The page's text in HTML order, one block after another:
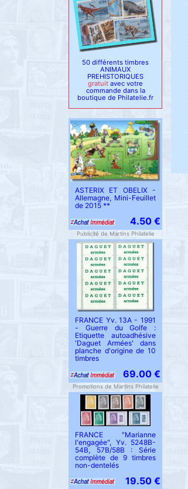
50 différents timbres
ANIMAUX
PREHISTORIQUES
gratuit avec votre
commande dans la
boutique de Philatelie.fr
ASTERIX ET OBELIX -
Allemagne, Mini-Feuillet
de 2015 **
4.50 €
Publicité de Martins Philatelie
FRANCE Yv. 13A - 1991
- Guerre du Golfe :
Etiquette autoadhésive
'Daguet Armées' dans
planche d'origine de 10
timbres
69.00 €
Promotions de Martins Philatelie
FRANCE "Marianne
l'engagée", Yv. 5248B-
54B, 57B/58B : Série
complète de 9 timbres
non-dentelés
19.50 €